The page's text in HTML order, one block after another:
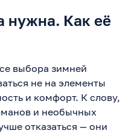
нужна. Как её
выбора зимней
не на элементы
и комфорт. К слову,
и необычных
отказаться — они